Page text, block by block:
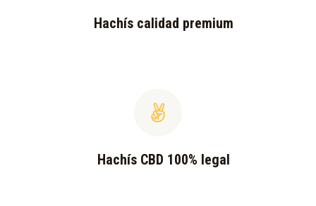
Hachís calidad premium
Hachís CBD 100% legal